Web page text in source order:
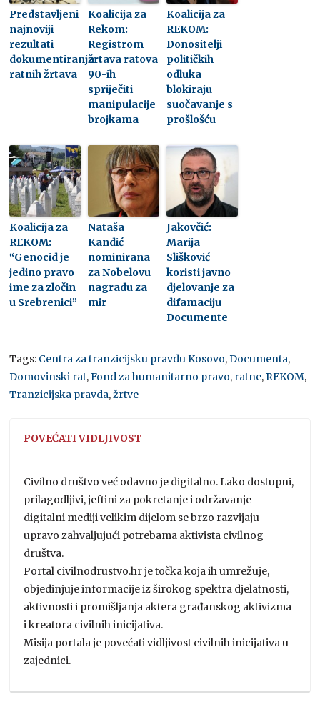
Predstavljeni
najnoviji
rezultati
dokumentiranja
ratnih žrtava
Koalicija za
Rekom:
Registrom
žrtava ratova
90-ih
spriječiti
manipulacije
brojkama
Koalicija za
REKOM:
Donositelji
političkih
odluka
blokiraju
suočavanje s
prošlošću
Koalicija za
REKOM:
“Genocid je
jedino pravo
ime za zločin
u Srebrenici”
Nataša
Kandić
nominirana
za Nobelovu
nagradu za
mir
Jakovčić:
Marija
Slišković
koristi javno
djelovanje za
difamaciju
Documente
Tags: Centra za tranzicijsku pravdu Kosovo,Documenta,
Domovinski rat,Fond za humanitarno pravo, ratne,REKOM,
Tranzicijska pravda,žrtve
POVEĆATI VIDLJIVOST
Civilno društvo već odavno je digitalno. Lako dostupni,
prilagodljivi, jeftini za pokretanje i održavanje –
digitalni mediji velikim dijelom se brzo razvijaju
upravo zahvaljujući potrebama aktivista civilnog
društva.
Portal civilnodrustvo.hr je točka koja ih umrežuje,
objedinjuje informacije iz širokog spektra djelatnosti,
aktivnosti i promišljanja aktera građanskog aktivizma
i kreatora civilnih inicijativa.
Misija portala je povećati vidljivost civilnih inicijativa u
zajednici.